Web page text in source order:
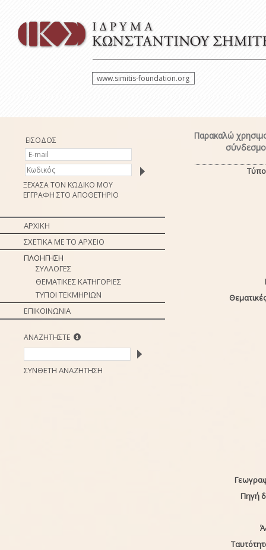
www.simitis-foundation.org
ΕΙΣΟΔΟΣ
ΞΕΧΑΣΑ ΤΟΝ ΚΩΔΙΚΟ ΜΟΥ
ΕΓΓΡΑΦΗ ΣΤΟ ΑΠΟΘΕΤΗΡΙΟ
ΑΡΧΙΚΗ
ΣΧΕΤΙΚΑ ΜΕ ΤΟ ΑΡΧΕΙΟ
ΠΛΟΗΓΗΣΗ
ΣΥΛΛΟΓΕΣ
ΘΕΜΑΤΙΚΕΣ ΚΑΤΗΓΟΡΙΕΣ
ΤΥΠΟΙ ΤΕΚΜΗΡΙΩΝ
ΕΠΙΚΟΙΝΩΝΙΑ
ΑΝΑΖΗΤΗΣΤΕ
ΣΥΝΘΕΤΗ ΑΝΑΖΗΤΗΣΗ
Παρακαλώ
Πηγή